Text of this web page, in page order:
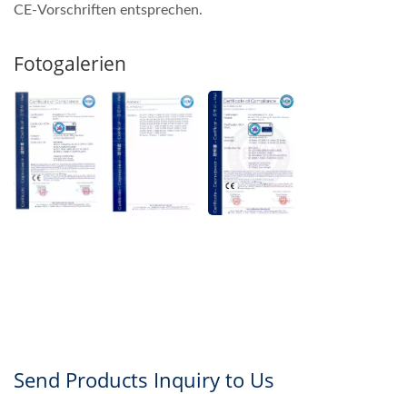
CE-Vorschriften entsprechen.
Fotogalerien